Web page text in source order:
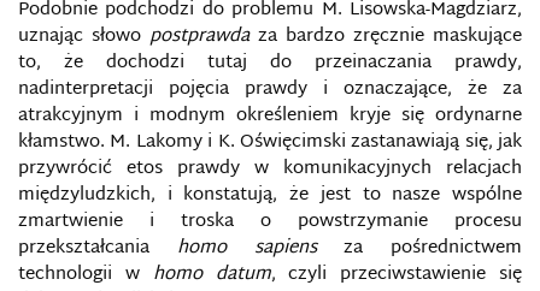
Podobnie podchodzi do problemu M. Lisowska-Magdziarz,
uznając słowo postprawdaza bardzo zręcznie maskujące
to, że dochodzi tutaj do przeinaczania prawdy,
nadinterpretacji pojęcia prawdy i oznaczające, że za
atrakcyjnym i modnym określeniem kryje się ordynarne
kłamstwo. M. Lakomy i K. Oświęcimski zastanawiają się, jak
przywrócić etos prawdy w komunikacyjnych relacjach
międzyludzkich, i konstatują, że jest to nasze wspólne
zmartwienie i troska o powstrzymanie procesu
przekształcania homo sapiensza pośrednictwem
technologii w homo datum, czyli przeciwstawienie się
HYBRYDOWEJ
NIEOGŁOSZONA WOJNA INFORMACYJNA KREMLA
OBRONA INFORMACYJNA
OCHRONA WŁASNOŚCI INTELEKTUALNEJ W SIECI
ODDZIAŁY CYBERNETYCZNE W WOJSKU POLSKIM